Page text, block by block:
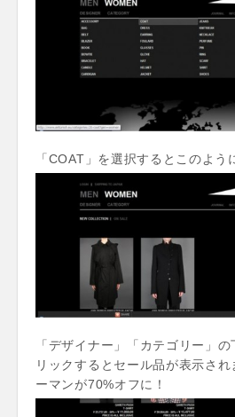
「COAT」を選択するとこのよう
「デザイナー」「カテゴリー」
リックするとセール品が表示さ
ーマンが70%オフに！